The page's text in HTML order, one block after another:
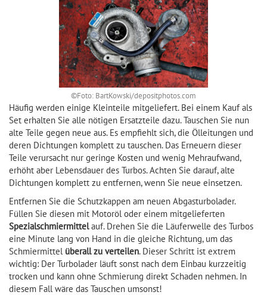
©Foto: BartKowski/depositphotos.com
Häufig werden einige Kleinteile mitgeliefert. Bei einem Kauf als
Set erhalten Sie alle nötigen Ersatzteile dazu. Tauschen Sie nun
alte Teile gegen neue aus. Es empfiehlt sich, die Ölleitungen und
deren Dichtungen komplett zu tauschen. Das Erneuern dieser
Teile verursacht nur geringe Kosten und wenig Mehraufwand,
erhöht aber Lebensdauer des Turbos. Achten Sie darauf, alte
Dichtungen komplett zu entfernen, wenn Sie neue einsetzen.
Entfernen Sie die Schutzkappen am neuen Abgasturbolader.
Füllen Sie diesen mit Motoröl oder einem mitgelieferten
Spezialschmiermittelauf. Drehen Sie die Läuferwelle des Turbos
eine Minute lang von Hand in die gleiche Richtung, um das
Schmiermittel überall zu verteilen. Dieser Schritt ist extrem
wichtig: Der Turbolader läuft sonst nach dem Einbau kurzzeitig
trocken und kann ohne Schmierung direkt Schaden nehmen. In
diesem Fall wäre das Tauschen umsonst!